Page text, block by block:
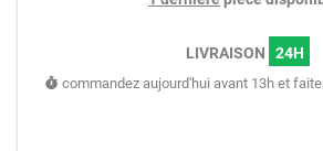
LIVRAISON 24H
commandez aujourd'hui avant 13h et